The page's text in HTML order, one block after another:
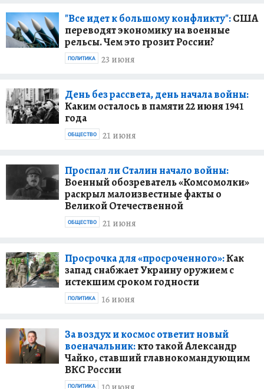
"Все идет к большому конфликту":США
переводят экономику на военные
рельсы. Чем это грозит России?
23 июня
ПОЛИТИКА
День без рассвета, день начала войны:
Каким осталось в памяти 22 июня 1941
года
21 июня
ОБЩЕСТВО
Проспал ли Сталин начало войны:
Военный обозреватель «Комсомолки»
раскрыл малоизвестные факты о
Великой Отечественной
21 июня
ОБЩЕСТВО
Просрочка для «просроченного»:Как
запад снабжает Украину оружием с
истекшим сроком годности
16 июня
ПОЛИТИКА
За воздух и космос ответит новый
военачальник:кто такой Александр
Чайко, ставший главнокомандующим
ВКС России
ПОЛИТИКА